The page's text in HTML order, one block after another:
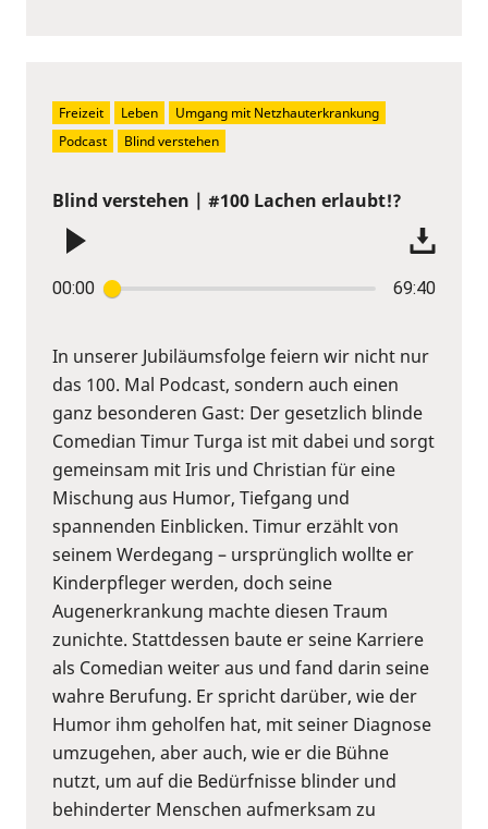
Blind verstehen | #100 Lachen erlaubt!?
00:00 69:40
In unserer Jubiläumsfolge feiern wir nicht nur
das 100. Mal Podcast, sondern auch einen
ganz besonderen Gast: Der gesetzlich blinde
Comedian Timur Turga ist mit dabei und sorgt
gemeinsam mit Iris und Christian für eine
Mischung aus Humor, Tiefgang und
spannenden Einblicken. Timur erzählt von
seinem Werdegang – ursprünglich wollte er
Kinderpfleger werden, doch seine
Augenerkrankung machte diesen Traum
zunichte. Stattdessen baute er seine Karriere
als Comedian weiter aus und fand darin seine
wahre Berufung. Er spricht darüber, wie der
Humor ihm geholfen hat, mit seiner Diagnose
umzugehen, aber auch, wie er die Bühne
nutzt, um auf die Bedürfnisse blinder und
behinderter Menschen aufmerksam zu
Freizeit Leben
Umgang mit Netzhauterkrankung
Podcast
Blind verstehen